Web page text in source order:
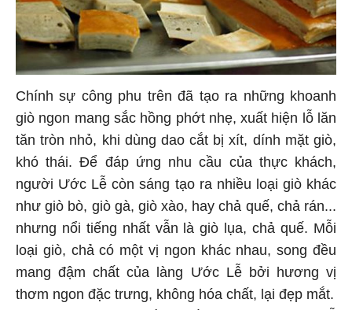
Chính sự công phu trên đã tạo ra những khoanh
giò ngon mang sắc hồng phớt nhẹ, xuất hiện lỗ lăn
tăn tròn nhỏ, khi dùng dao cắt bị xít, dính mặt giò,
khó thái. Để đáp ứng nhu cầu của thực khách,
người Ước Lễ còn sáng tạo ra nhiều loại giò khác
như giò bò, giò gà, giò xào, hay chả quế, chả rán...
nhưng nổi tiếng nhất vẫn là giò lụa, chả quế. Mỗi
loại giò, chả có một vị ngon khác nhau, song đều
mang đậm chất của làng Ước Lễ bởi hương vị
thơm ngon đặc trưng, không hóa chất, lại đẹp mắt.